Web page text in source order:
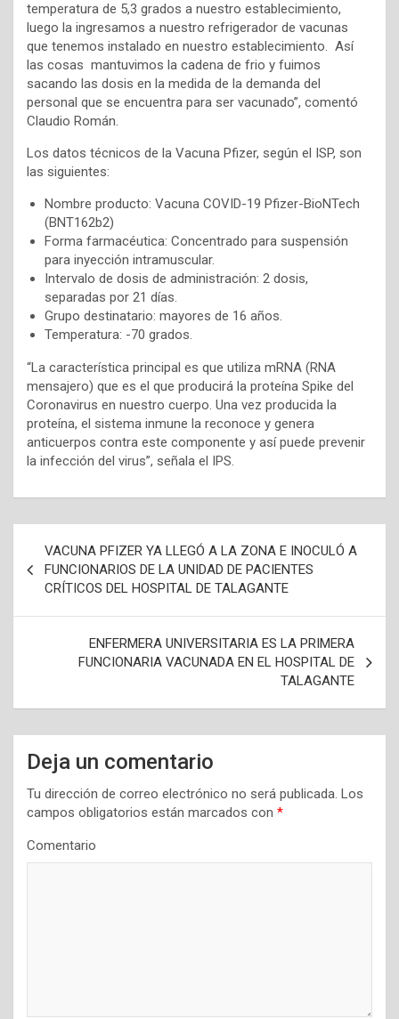
temperatura de 5,3 grados a nuestro establecimiento,
luego la ingresamos a nuestro refrigerador de vacunas
que tenemos instalado en nuestro establecimiento. Así
las cosas mantuvimos la cadena de frio y fuimos
sacando las dosis en la medida de la demanda del
personal que se encuentra para ser vacunado”, comentó
Claudio Román.
Los datos técnicos de la Vacuna Pfizer, según el ISP, son
las siguientes:
Nombre producto: Vacuna COVID-19 Pfizer-BioNTech
(BNT162b2)
Forma farmacéutica: Concentrado para suspensión
para inyección intramuscular.
Intervalo de dosis de administración: 2 dosis,
separadas por 21 días.
Grupo destinatario: mayores de 16 años.
Temperatura: -70 grados.
“La característica principal es que utiliza mRNA (RNA
mensajero) que es el que producirá la proteína Spike del
Coronavirus en nuestro cuerpo. Una vez producida la
proteína, el sistema inmune la reconoce y genera
anticuerpos contra este componente y así puede prevenir
la infección del virus”, señala el IPS.
e
c
i
VACUNA PFIZER YA LLEGÓ A LA ZONA E INOCULÓ A
FUNCIONARIOS DE LA UNIDAD DE PACIENTES
CRÍTICOS DEL HOSPITAL DE TALAGANTE
ENFERMERA UNIVERSITARIA ES LA PRIMERA
FUNCIONARIA VACUNADA EN EL HOSPITAL DE
TALAGANTE
Deja un comentario
Tu dirección de correo electrónico no será publicada. Los
campos obligatorios están marcados con *
Comentario